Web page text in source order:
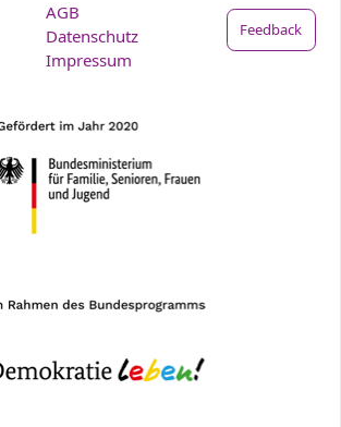
AGB
Datenschutz
Impressum
Feedback